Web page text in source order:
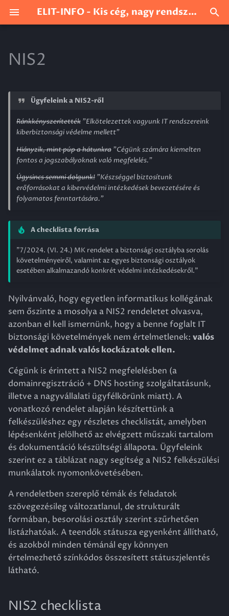
ELIT-INFO - Kis cég, nagy rendszerekhez
e
z
á
l
s
a
Adatmentés
NIS2
Ügyfeleink a NIS2-ről
Ránkkényszerítették "Elkötelezettek vagyunk IT rendszereink
kiberbiztonsági védelme mellett"
Hiányzik, mint púp a hátunkra "Cégünk számára kiemelten
fontos a jogszabályoknak való megfelelés."
Úgysincs semmi dolgunk! "Készséggel biztosítunk
erőforrásokat a kibervédelmi intézkedések bevezetésére és
folyamatos fenntartására."
A checklista forrása
"7/2024. (VI. 24.) MK rendelet a biztonsági osztályba sorolás
követelményeiről, valamint az egyes biztonsági osztályok
esetében alkalmazandó konkrét védelmi intézkedésekről."
Nyilvánvaló, hogy egyetlen informatikus kollégának
sem őszinte a mosolya a NIS2 rendeletet olvasva,
azonban el kell ismernünk, hogy a benne foglalt IT
biztonsági követelmények nem értelmetlenek: valós
védelmet adnak valós kockázatok ellen.
Cégünk is érintett a NIS2 megfelelésben (a
domainregisztráció + DNS hosting szolgáltatásunk,
illetve a nagyvállalati ügyfélkörünk miatt). A
vonatkozó rendelet alapján készítettünk a
felkészüléshez egy részletes checklistát, amelyben
lépésenként jelölhető az elvégzett műszaki tartalom
és dokumentáció készültségi állapota. Ügyfeleink
szerint ez a táblázat nagy segítség a NIS2 felkészülési
munkálatok nyomonkövetésében.
A rendeletben szereplő témák és feladatok
szövegezésileg változatlanul, de strukturált
formában, besorolási osztály szerint szűrhetően
listázhatóak. A teendők státusza egyenként állítható,
és azokból minden témánál egy könnyen
értelmezhető színkódos összesített státuszjelentés
látható.
NIS2 checklista